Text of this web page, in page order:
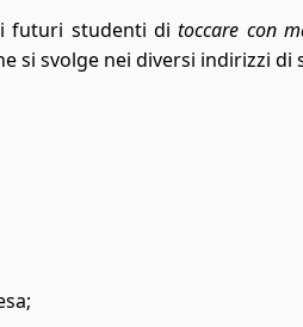
futuri studenti ditoccare con
si svolge nei diversi indirizzi di